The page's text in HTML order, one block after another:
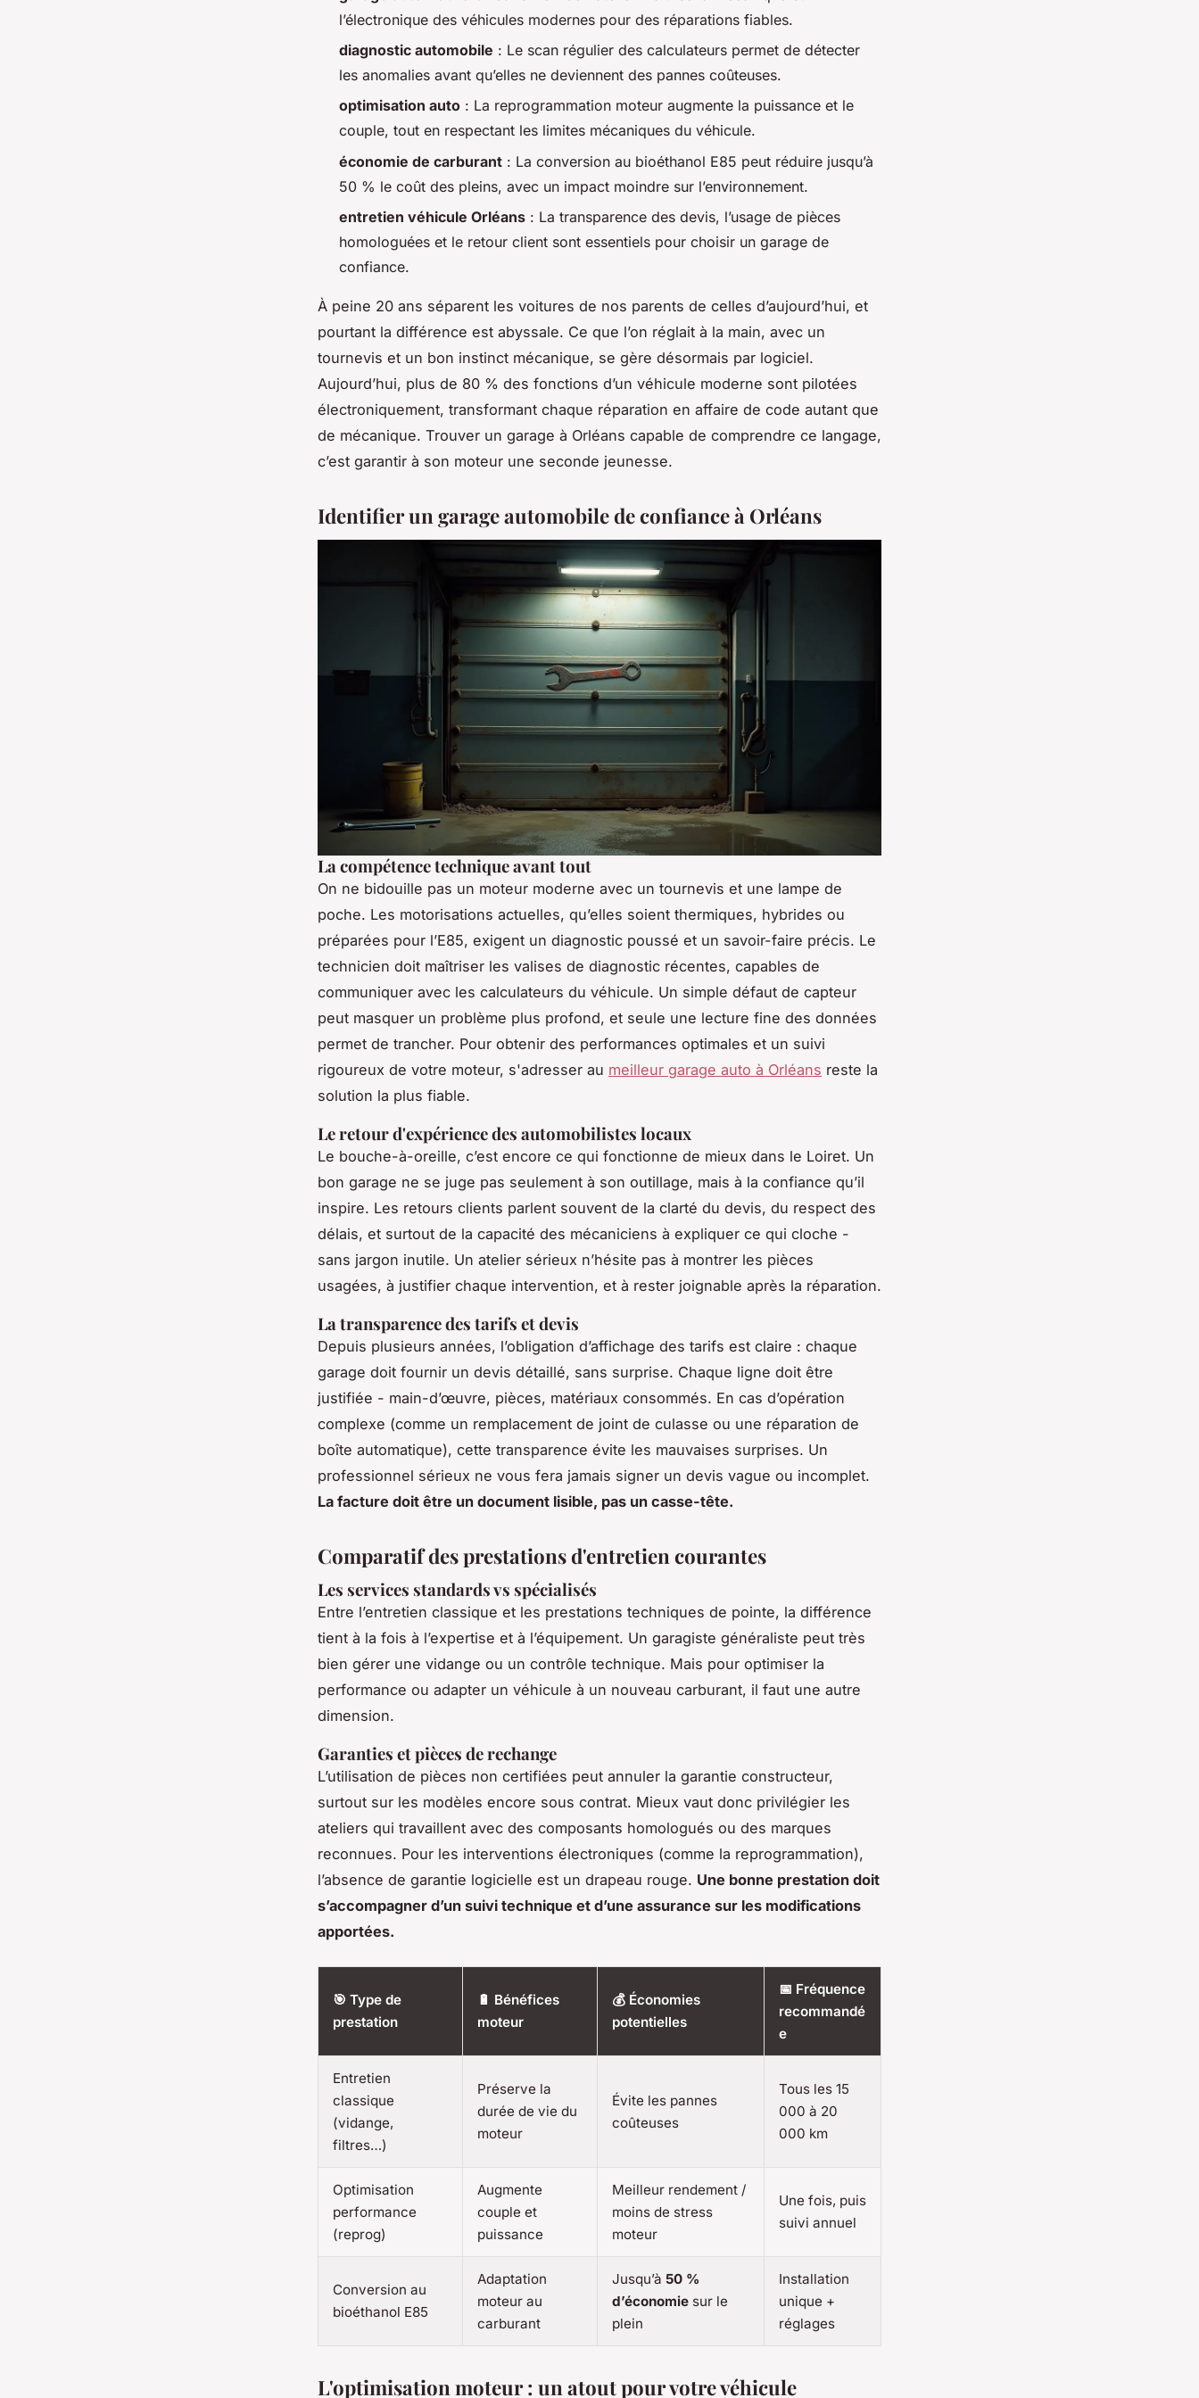
l’électronique des véhicules modernes pour des réparations fiables.
diagnostic automobile : Le scan régulier des calculateurs permet de détecter
les anomalies avant qu’elles ne deviennent des pannes coûteuses.
optimisation auto : La reprogrammation moteur augmente la puissance et le
couple, tout en respectant les limites mécaniques du véhicule.
économie de carburant : La conversion au bioéthanol E85 peut réduire jusqu’à
50 % le coût des pleins, avec un impact moindre sur l’environnement.
entretien véhicule Orléans : La transparence des devis, l’usage de pièces
homologuées et le retour client sont essentiels pour choisir un garage de
confiance.
À peine 20 ans séparent les voitures de nos parents de celles d’aujourd’hui, et
pourtant la différence est abyssale. Ce que l’on réglait à la main, avec un
tournevis et un bon instinct mécanique, se gère désormais par logiciel.
Aujourd’hui, plus de 80 % des fonctions d’un véhicule moderne sont pilotées
électroniquement, transformant chaque réparation en affaire de code autant que
de mécanique. Trouver un garage à Orléans capable de comprendre ce langage,
c’est garantir à son moteur une seconde jeunesse.
Identifier un garage automobile de confiance à Orléans
La compétence technique avant tout
On ne bidouille pas un moteur moderne avec un tournevis et une lampe de
poche. Les motorisations actuelles, qu’elles soient thermiques, hybrides ou
préparées pour l’E85, exigent un diagnostic poussé et un savoir-faire précis. Le
technicien doit maîtriser les valises de diagnostic récentes, capables de
communiquer avec les calculateurs du véhicule. Un simple défaut de capteur
peut masquer un problème plus profond, et seule une lecture fine des données
permet de trancher. Pour obtenir des performances optimales et un suivi
rigoureux de votre moteur, s'adresser au meilleur garage auto à Orléans reste la
solution la plus fiable.
Le retour d'expérience des automobilistes locaux
Le bouche-à-oreille, c’est encore ce qui fonctionne de mieux dans le Loiret. Un
bon garage ne se juge pas seulement à son outillage, mais à la confiance qu’il
inspire. Les retours clients parlent souvent de la clarté du devis, du respect des
délais, et surtout de la capacité des mécaniciens à expliquer ce qui cloche -
sans jargon inutile. Un atelier sérieux n’hésite pas à montrer les pièces
usagées, à justifier chaque intervention, et à rester joignable après la réparation.
La transparence des tarifs et devis
Depuis plusieurs années, l’obligation d’affichage des tarifs est claire : chaque
garage doit fournir un devis détaillé, sans surprise. Chaque ligne doit être
justifiée - main-d’œuvre, pièces, matériaux consommés. En cas d’opération
complexe (comme un remplacement de joint de culasse ou une réparation de
boîte automatique), cette transparence évite les mauvaises surprises. Un
professionnel sérieux ne vous fera jamais signer un devis vague ou incomplet.
La facture doit être un document lisible, pas un casse-tête.
Comparatif des prestations d'entretien courantes
Les services standards vs spécialisés
Entre l’entretien classique et les prestations techniques de pointe, la différence
tient à la fois à l’expertise et à l’équipement. Un garagiste généraliste peut très
bien gérer une vidange ou un contrôle technique. Mais pour optimiser la
performance ou adapter un véhicule à un nouveau carburant, il faut une autre
dimension.
Garanties et pièces de rechange
L’utilisation de pièces non certifiées peut annuler la garantie constructeur,
surtout sur les modèles encore sous contrat. Mieux vaut donc privilégier les
ateliers qui travaillent avec des composants homologués ou des marques
reconnues. Pour les interventions électroniques (comme la reprogrammation),
l’absence de garantie logicielle est un drapeau rouge. Une bonne prestation doit
s’accompagner d’un suivi technique et d’une assurance sur les modifications
apportées.
🎯 Type de
prestation
🔋 Bénéfices
moteur
💰 Économies
potentielles
📅 Fréquence
recommandé
e
Entretien
classique
(vidange,
filtres…)
Préserve la
durée de vie du
moteur
Évite les pannes
coûteuses
Tous les 15
000 à 20
000 km
Optimisation
performance
(reprog)
Augmente
couple et
puissance
Meilleur rendement /
moins de stress
moteur
Une fois, puis
suivi annuel
Conversion au
bioéthanol E85
Adaptation
moteur au
carburant
Jusqu’à 50 %
d’économie sur le
plein
Installation
unique +
réglages
L'optimisation moteur : un atout pour votre véhicule